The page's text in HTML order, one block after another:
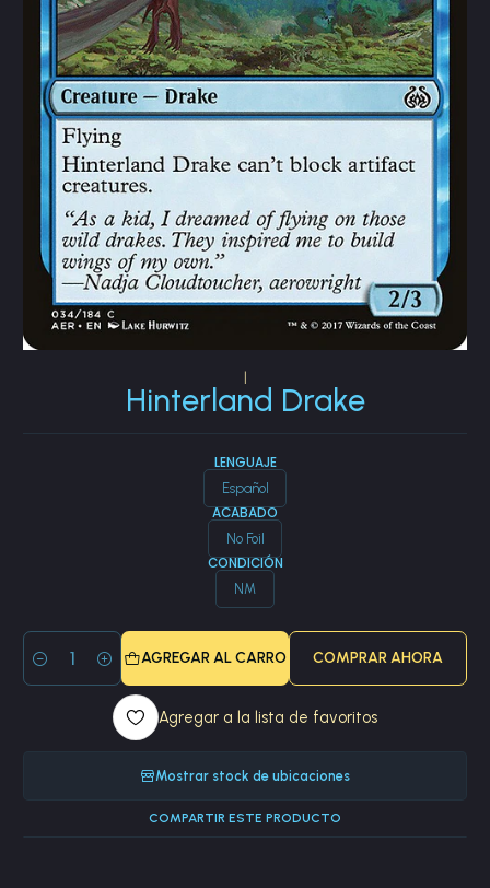
Hinterland Drake
LENGUAJE
Español
ACABADO
No Foil
CONDICIÓN
NM
Cantidad
AGREGAR AL CARRO COMPRAR AHORA
Agregar a la lista de favoritos
Mostrar stock de ubicaciones
COMPARTIR ESTE PRODUCTO